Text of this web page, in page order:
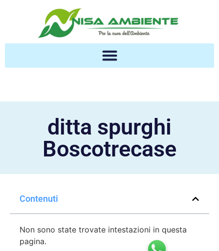
ditta spurghi
Boscotrecase
Contenuti
Non sono state trovate intestazioni in questa
pagina.